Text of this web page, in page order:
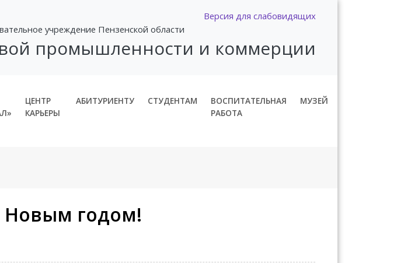
Версия для слабовидящих
учреждение Пензенской области
промышленности и коммерции
ЦЕНТР
КАРЬЕРЫ
АБИТУРИЕНТУ СТУДЕНТАМ
ВОСПИТАТЕЛЬНАЯ
РАБОТА
МУЗЕЙ
годом!